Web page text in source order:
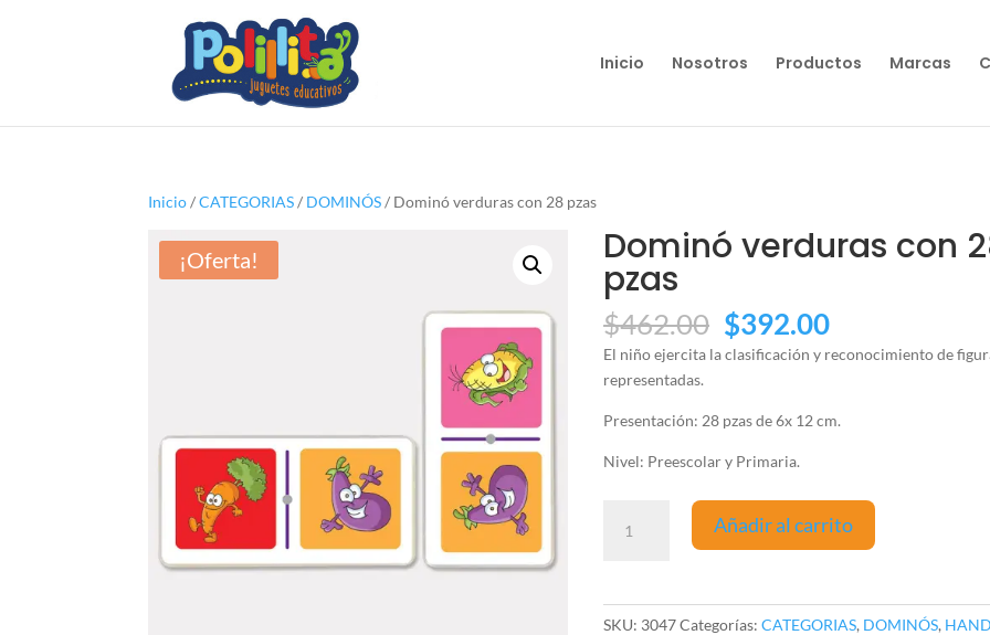
Inicio Nosotros Productos Marcas
Inicio/CATEGORIAS/ DOMINÓS/ Dominó verduras con 28 pzas
¡Oferta! Dominó verduras con
pzas
$462.00 El
precio
original
$462.00.
$392.00El
precio
$392.00.
El niño ejercita la clasificación y reconocimiento de
representadas.
Presentación: 28 pzas de 6x 12 cm.
Nivel: Preescolar y Primaria.
verduras
Añadir al carrito
SKU: 3047Categorías:CATEGORIAS, DOMINÓS,